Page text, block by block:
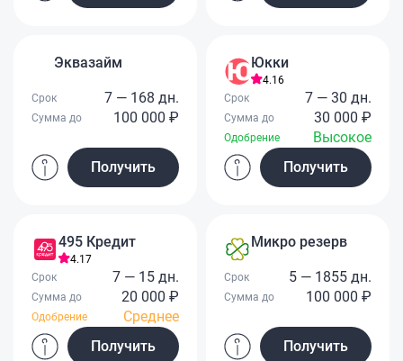
Эквазайм
Срок 7 — 168 дн.
Сумма до 100 000 ₽
Получить
Юкки
4.16
Срок
7 — 30 дн.
Сумма до 30 000 ₽
Одобрение
Высокое
Получить
495 Кредит
4.17
Срок
7 — 15 дн.
Сумма до 20 000 ₽
Одобрение
Среднее
Получить
Микро резерв
Срок 5 — 1855 дн.
Сумма до 100 000 ₽
Получить